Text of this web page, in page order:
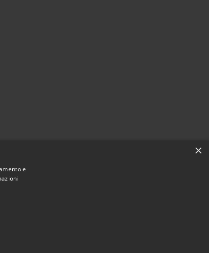
Gera d'Adda • Powered by
×
e